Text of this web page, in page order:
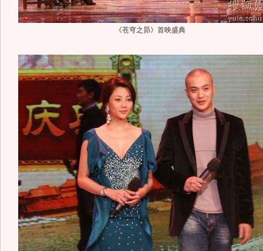
《苍穹之昴》首映盛典